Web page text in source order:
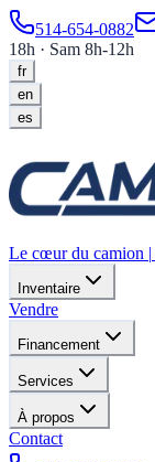
514-654-0882
18h · Sam 8h-12h
fr
en
es
Le cœur du camion |
Inventaire
Vendre
Financement
Services
À propos
Contact